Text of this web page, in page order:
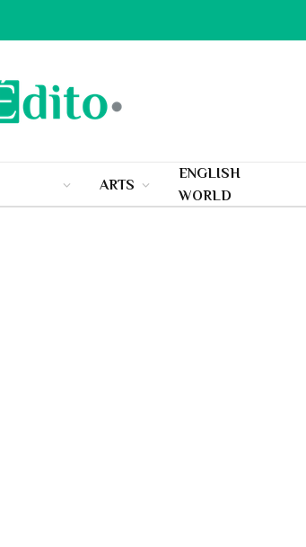
ARTS
ENGLISH
WORLD